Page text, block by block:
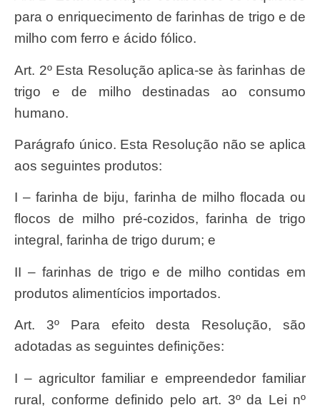
para o enriquecimento de farinhas de trigo e de
milho com ferro e ácido fólico.
Art. 2º Esta Resolução aplica-se às farinhas de
trigo e de milho destinadas ao consumo
humano.
Parágrafo único. Esta Resolução não se aplica
aos seguintes produtos:
I – farinha de biju, farinha de milho flocada ou
flocos de milho pré-cozidos, farinha de trigo
integral, farinha de trigo durum; e
II – farinhas de trigo e de milho contidas em
produtos alimentícios importados.
Art. 3º Para efeito desta Resolução, são
adotadas as seguintes definições:
I – agricultor familiar e empreendedor familiar
rural, conforme definido pelo art. 3º da Lei nº